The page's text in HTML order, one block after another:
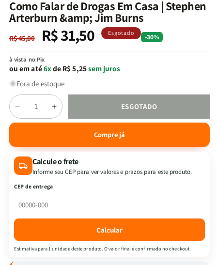
janela
modal
Como Falar de Drogas Em Casa | Stephen
Arterburn &amp; Jim Burns
Preço
normal
R$ 45,00
Preço
promocional
R$ 31,50 Esgotado -30%
à vista no Pix
ou em até6xde R$ 5,25sem juros
Fora de estoque
Quantidade
Diminuir
a
Como
Falar
de
Drogas
Casa
&amp;
Jim
Aumentar
a
quantidade
Como
Falar
de
&amp;
Jim
ESGOTADO
Compre já
Calcule o frete
Informe seu CEP para ver valores e prazos para este produto.
CEP de entrega
Calcular
Estimativa para 1 unidade deste produto. O valor final é confirmado no checkout.